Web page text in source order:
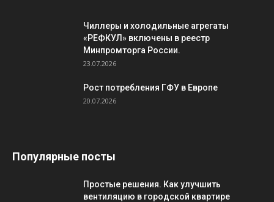
Чиллеры и холодильные агрегаты
«РЕФКУЛ» включены в реестр
Минпромторга России.
23.07.2026
Рост потребления ГФУ в Европе
20.07.2026
Популярные посты
Простые решения. Как улучшить
вентиляцию в городской квартире